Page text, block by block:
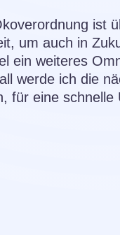
ist
um auch in
ein weiteres
werde ich die
für eine